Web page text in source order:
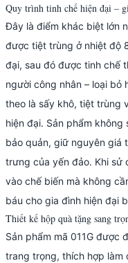
Quy trình tinh chế hiện đại –
Đây là điểm khác biệt lớn
được tiệt trùng ở nhiệt độ
đại, sau đó được tinh chế
người công nhân – loại bỏ
theo là sấy khô, tiệt trùng
hiện đại. Sản phẩm
bảo quản, giữ nguyên giá
trưng của yến đảo. Khi sử
vào chế biến mà không
báu cho gia đình hiện đại
Thiết kế hộp quà tặng sang
Sản phẩm mã 011G được
trang trọng, thích hợp làm